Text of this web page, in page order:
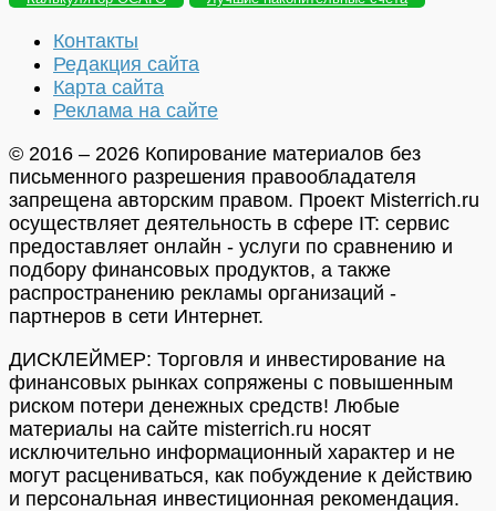
Контакты
Редакция сайта
Карта сайта
Реклама на сайте
© 2016 – 2026 Копирование материалов без
письменного разрешения правообладателя
запрещена авторским правом. Проект Misterrich.ru
осуществляет деятельность в сфере IT: сервис
предоставляет онлайн - услуги по сравнению и
подбору финансовых продуктов, а также
распространению рекламы организаций -
партнеров в сети Интернет.
ДИСКЛЕЙМЕР: Торговля и инвестирование на
финансовых рынках сопряжены с повышенным
риском потери денежных средств! Любые
материалы на сайте misterrich.ru носят
исключительно информационный характер и не
могут расцениваться, как побуждение к действию
и персональная инвестиционная рекомендация.